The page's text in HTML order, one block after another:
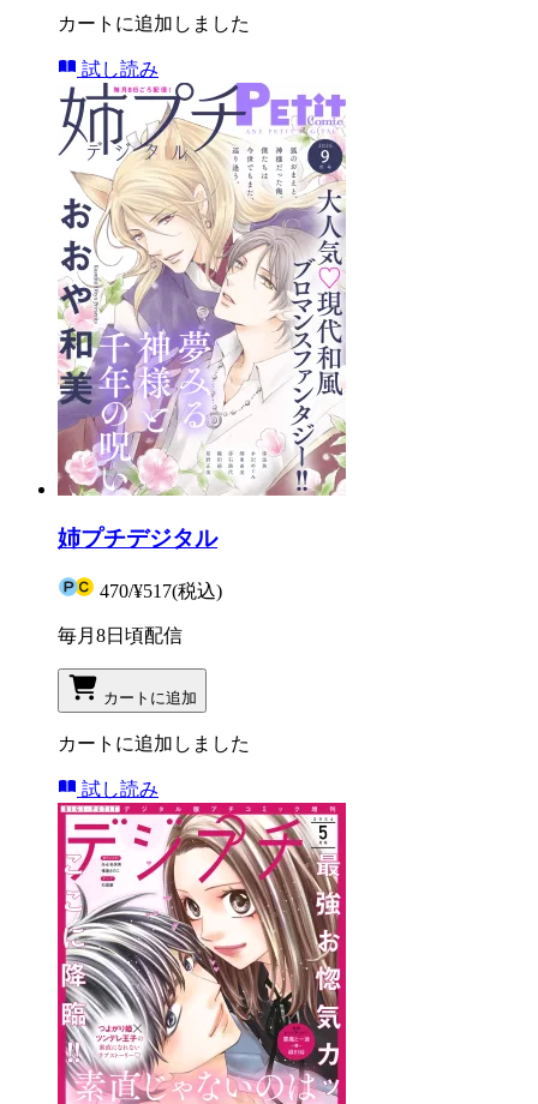
カートに追加しました
試し読み
姉プチデジタル
470/¥517(税込)
毎月8日頃配信
カートに追加
カートに追加しました
試し読み